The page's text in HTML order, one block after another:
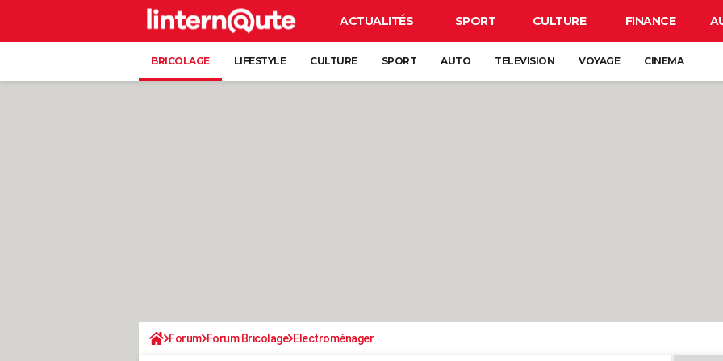
ACTUALITÉS SPORT CULTURE FINANCE
BRICOLAGE LIFESTYLE CULTURE SPORT AUTO TELEVISION VOYAGE CINEMA
Forum Forum Bricolage Electroménager